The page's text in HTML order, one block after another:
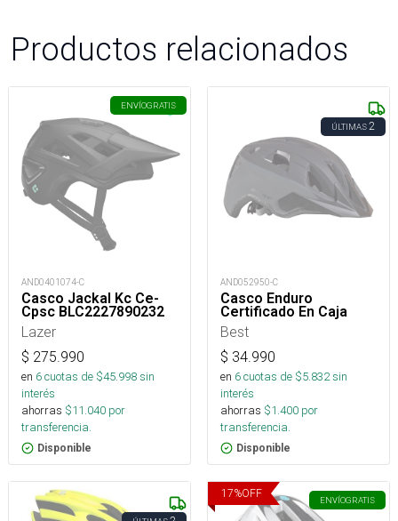
Productos relacionados
ENVÍOGRATIS
AND0401074-C
Casco Jackal Kc Ce-
Cpsc BLC2227890232
Lazer
$ 275.990
en 6cuotas de $45.998sin
interés
ahorras $11.040 por
transferencia.
Disponible
ÚLTIMAS2
AND052950-C
Casco Enduro
Certificado En Caja
Best
$ 34.990
en 6cuotas de $5.832sin
interés
ahorras $1.400 por
transferencia.
Disponible
17%OFF
ENVÍOGRATIS